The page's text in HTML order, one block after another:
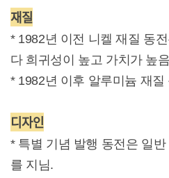
재질
* 1982년 이전 니켈 재질 동
다 희귀성이 높고 가치가 높
* 1982년 이후 알루미늄 재
디자인
* 특별 기념 발행 동전은 일
를 지님.